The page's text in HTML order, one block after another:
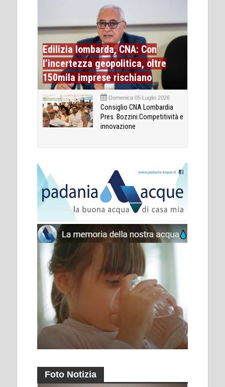
Edilizia lombarda, CNA: Con
l’incertezza geopolitica, oltre
150mila imprese rischiano
Domenica 05 Luglio 2026
Consiglio CNA Lombardia
Pres. Bozzini:Competitività e
innovazione
Foto Notizia